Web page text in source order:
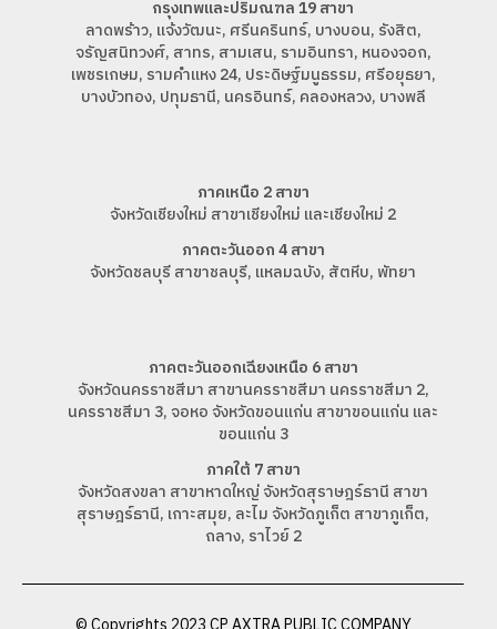
กรุงเทพและปริมณฑล 19 สาขา
ลาดพร้าว, แจ้งวัฒนะ, ศรีนครินทร์, บางบอน, รังสิต,
จรัญสนิทวงศ์, สาทร, สามเสน, รามอินทรา, หนองจอก,
เพชรเกษม, รามคำแหง 24, ประดิษฐ์มนูธรรม, ศรีอยุธยา,
บางบัวทอง, ปทุมธานี, นครอินทร์, คลองหลวง, บางพลี
ภาคเหนือ 2 สาขา
จังหวัดเชียงใหม่ สาขาเชียงใหม่ และเชียงใหม่ 2
ภาคตะวันออก 4 สาขา
จังหวัดชลบุรี สาขาชลบุรี, แหลมฉบัง, สัตหีบ, พัทยา
ภาคตะวันออกเฉียงเหนือ 6 สาขา
จังหวัดนครราชสีมา สาขานครราชสีมา นครราชสีมา 2,
นครราชสีมา 3, จอหอ จังหวัดขอนแก่น สาขาขอนแก่น และ
ขอนแก่น 3
ภาคใต้ 7 สาขา
จังหวัดสงขลา สาขาหาดใหญ่ จังหวัดสุราษฎร์ธานี สาขา
สุราษฎร์ธานี, เกาะสมุย, ละไม จังหวัดภูเก็ต สาขาภูเก็ต,
ถลาง, ราไวย์ 2